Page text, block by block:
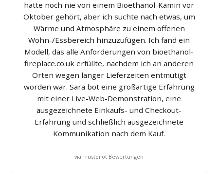
hatte noch nie von einem Bioethanol-Kamin vor
Oktober gehört, aber ich suchte nach etwas, um
Wärme und Atmosphäre zu einem offenen
Wohn-/Essbereich hinzuzufügen. Ich fand ein
Modell, das alle Anforderungen von bioethanol-
fireplace.co.uk erfüllte, nachdem ich an anderen
Orten wegen langer Lieferzeiten entmutigt
worden war. Sara bot eine großartige Erfahrung
mit einer Live-Web-Demonstration, eine
ausgezeichnete Einkaufs- und Checkout-
Erfahrung und schließlich ausgezeichnete
Kommunikation nach dem Kauf.
via Trustpilot Bewertungen